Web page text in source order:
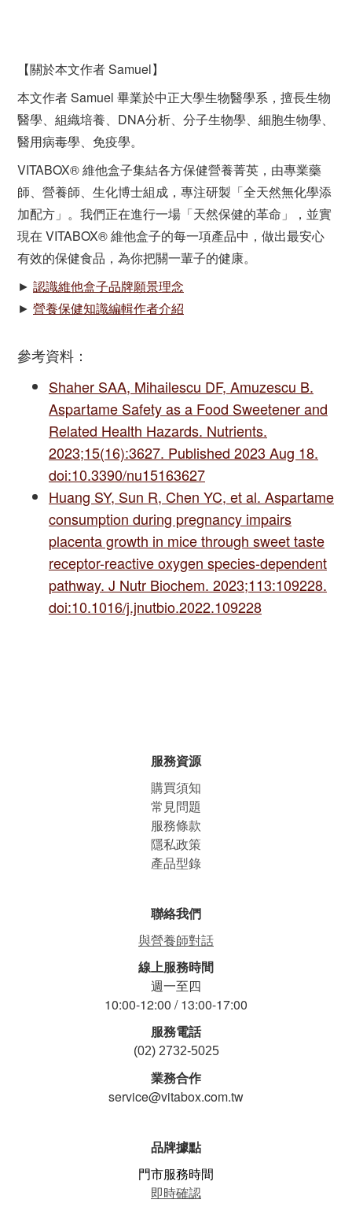
【關於本文作者 Samuel】
本文作者 Samuel 畢業於中正大學生物醫學系，擅長生物
醫學、組織培養、DNA分析、分子生物學、細胞生物學、
醫用病毒學、免疫學。
VITABOX® 維他盒子集結各方保健營養菁英，由專業藥
師、營養師、生化博士組成，專注研製「全天然無化學添
加配方」。我們正在進行一場「天然保健的革命」，並實
現在 VITABOX® 維他盒子的每一項產品中，做出最安心
有效的保健食品，為你把關一輩子的健康。
► 認識維他盒子品牌願景理念
► 營養保健知識編輯作者介紹
參考資料：
Shaher SAA, Mihailescu DF, Amuzescu B.
Aspartame Safety as a Food Sweetener and
Related Health Hazards. Nutrients.
2023;15(16):3627. Published 2023 Aug 18.
doi:10.3390/nu15163627
Huang SY, Sun R, Chen YC, et al. Aspartame
consumption during pregnancy impairs
placenta growth in mice through sweet taste
receptor-reactive oxygen species-dependent
pathway. J Nutr Biochem. 2023;113:109228.
doi:10.1016/j.jnutbio.2022.109228
服務資源
購買須知
常見問題
服務條款
隱私政策
產品型錄
聯絡我們
與營養師對話
線上服務時間
週一至四
10:00-12:00 / 13:00-17:00
服務電話
(02) 2732-5025
業務合作
service@vitabox.com.tw
品牌據點
門市服務時間
即時確認